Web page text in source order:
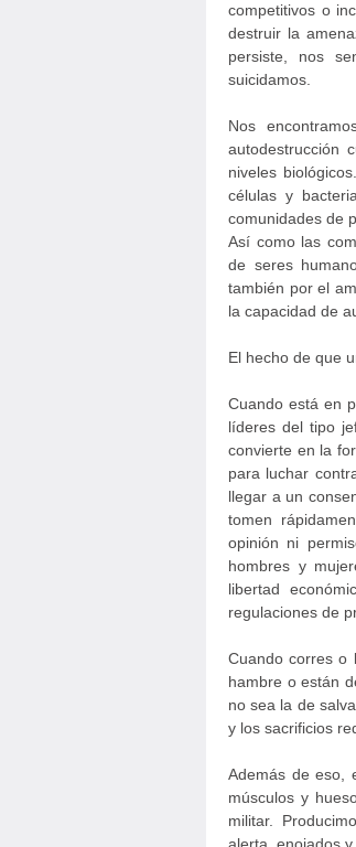
competitivos o
destruir la
persiste, nos
suicidamos.
Nos
autodestrucción
niveles
células y
comunidades de
Así como las
de seres
también por el
la capacidad de
El hecho de que
Cuando está en
líderes del tipo
convierte en la
para luchar
llegar a un
tomen
opinión ni
hombres y
libertad
regulaciones de
Cuando corres o
hambre o están
no sea la de
y los sacrificios
Además de eso,
músculos y
militar.